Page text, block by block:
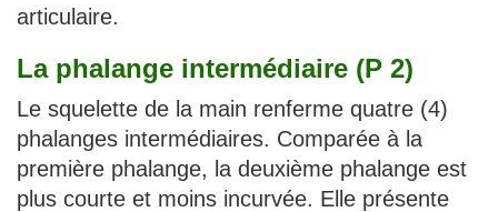
articulaire.
La phalange intermédiaire (P 2)
Le squelette de la main renferme quatre (4)
phalanges intermédiaires. Comparée à la
première phalange, la deuxième phalange est
plus courte et moins incurvée. Elle présente